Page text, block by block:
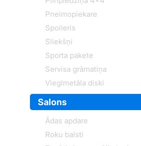
Pneimopiekare
Spoileris
Sliekšņi
Sporta pakete
Servisa grāmatiņa
Vieglmetāla diski
Salons
Ādas apdare
Roku balsti